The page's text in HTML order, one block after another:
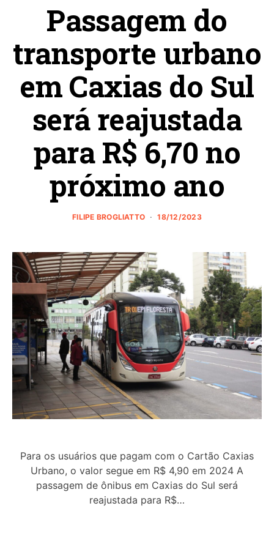
Passagem do
transporte urbano
em Caxias do Sul
será reajustada
para R$ 6,70 no
próximo ano
FILIPE BROGLIATTO 18/12/2023
Para os usuários que pagam com o Cartão Caxias
Urbano, o valor segue em R$ 4,90 em 2024 A
passagem de ônibus em Caxias do Sul será
reajustada para R$…